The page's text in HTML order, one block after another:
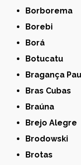
Borborema
Borebi
Borá
Botucatu
Bragança
Bras Cubas
Braúna
Brejo Alegre
Brodowski
Brotas